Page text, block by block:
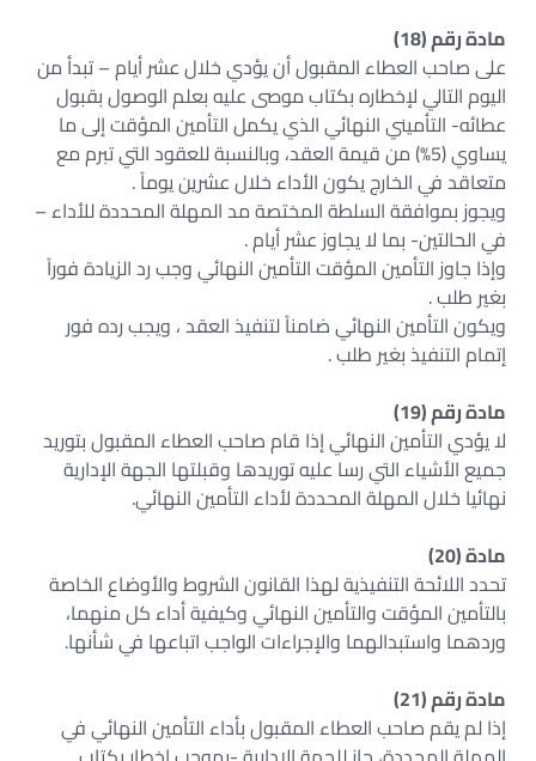
مادة رقم (18)
على صاحب العطاء المقبول أن يؤدي خلال عشر أيام – تبدأ من
اليوم التالي لإخطاره بكتاب موصى عليه بعلم الوصول بقبول
عطائه- التأميني النهائي الذي يكمل التأمين المؤقت إلى ما
يساوي (5%) من قيمة العقد، وبالنسبة للعقود التي تبرم مع
متعاقد في الخارج يكون الأداء خلال عشرين يوماً .
ويجوز بموافقة السلطة المختصة مد المهلة المحددة للأداء –
في الحالتين- بما لا يجاوز عشر أيام .
وإذا جاوز التأمين المؤقت التأمين النهائي وجب رد الزيادة فوراً
بغير طلب .
ويكون التأمين النهائي ضامناً لتنفيذ العقد ، ويجب رده فور
إتمام التنفيذ بغير طلب .
مادة رقم (19)
لا يؤدي التأمين النهائي إذا قام صاحب العطاء المقبول بتوريد
جميع الأشياء التي رسا عليه توريدها وقبلتها الجهة الإدارية
نهائيا خلال المهلة المحددة لأداء التأمين النهائي.
مادة (20)
تحدد اللائحة التنفيذية لهذا القانون الشروط والأوضاع الخاصة
بالتأمين المؤقت والتأمين النهائي وكيفية أداء كل منهما،
وردهما واستبدالهما والإجراءات الواجب اتباعها في شأنها.
مادة رقم (21)
إذا لم يقم صاحب العطاء المقبول بأداء التأمين النهائي في